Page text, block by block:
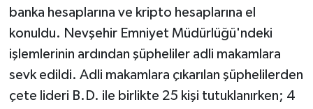
banka hesaplarına ve kripto hesaplarına el
konuldu. Nevşehir Emniyet Müdürlüğü'ndeki
işlemlerinin ardından şüpheliler adli makamlara
sevk edildi. Adli makamlara çıkarılan şüphelilerden
çete lideri B.D. ile birlikte 25 kişi tutuklanırken; 4